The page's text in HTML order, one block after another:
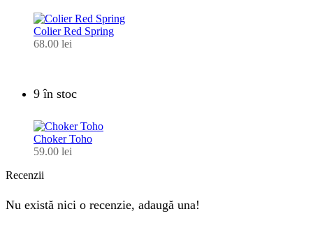
Colier Red Spring
68.00 lei
9 în stoc
Choker Toho
59.00 lei
Recenzii
Nu există nici o recenzie, adaugă una!